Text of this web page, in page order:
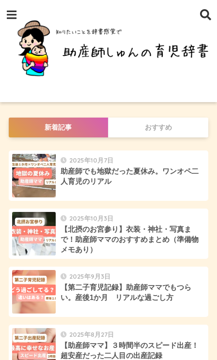
新着記事 おすすめ
2025年10月7日
助産師でも地獄だった夏休み。ワンオペ二
人育児のリアル
2025年10月3日
【北摂のお宮参り】衣装・神社・写真ま
で！助産師ママのおすすめまとめ（準備物
メモあり）
2025年9月3日
【第二子育児記録】助産師ママでもつら
い。産後1か月 リアルな過ごし方
2025年8月27日
【助産師ママ】３時間半のスピード出産！
超安産だった二人目の出産記録